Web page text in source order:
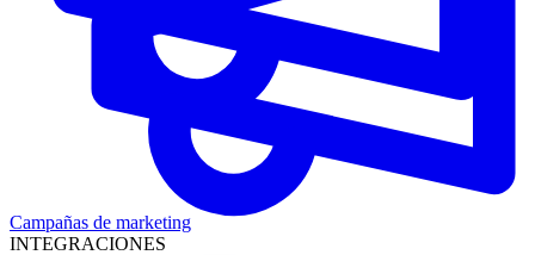
Campañas de marketing
INTEGRACIONES